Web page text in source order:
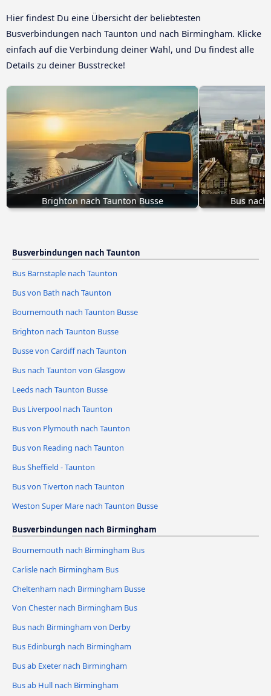
Hier findest Du eine Übersicht der beliebtesten
Busverbindungen nach Taunton und nach Birmingham. Klicke
einfach auf die Verbindung deiner Wahl, und Du findest alle
Details zu deiner Busstrecke!
Brighton nach Taunton Busse Bus
Busverbindungen nach Taunton
Bus Barnstaple nach Taunton
Bus von Bath nach Taunton
Bournemouth nach Taunton Busse
Brighton nach Taunton Busse
Busse von Cardiff nach Taunton
Bus nach Taunton von Glasgow
Leeds nach Taunton Busse
Bus Liverpool nach Taunton
Bus von Plymouth nach Taunton
Bus von Reading nach Taunton
Bus Sheffield - Taunton
Bus von Tiverton nach Taunton
Weston Super Mare nach Taunton Busse
Busverbindungen nach Birmingham
Bournemouth nach Birmingham Bus
Carlisle nach Birmingham Bus
Cheltenham nach Birmingham Busse
Von Chester nach Birmingham Bus
Bus nach Birmingham von Derby
Bus Edinburgh nach Birmingham
Bus ab Exeter nach Birmingham
Bus ab Hull nach Birmingham